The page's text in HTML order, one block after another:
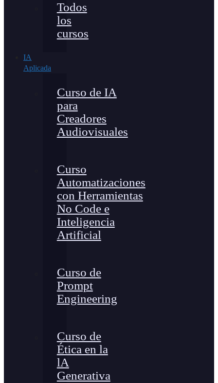
Todos
los
cursos
IA
Aplicada
Curso de IA
para
Creadores
Audiovisuales
Curso
Automatizaciones
con Herramientas
No Code e
Inteligencia
Artificial
Curso de
Prompt
Engineering
Curso de
Ética en la
lA
Generativa